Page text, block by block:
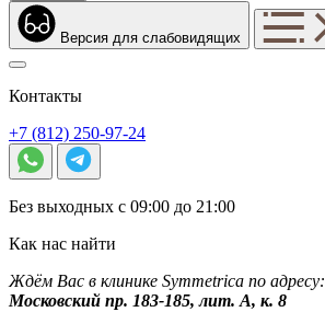
Версия для слабовидящих
Контакты
+7 (812) 250-97-24
Без выходных с 09:00 до 21:00
Как нас найти
Ждём Вас в клинике Symmetrica по адресу:
Московский пр. 183-185, лит. А, к. 8